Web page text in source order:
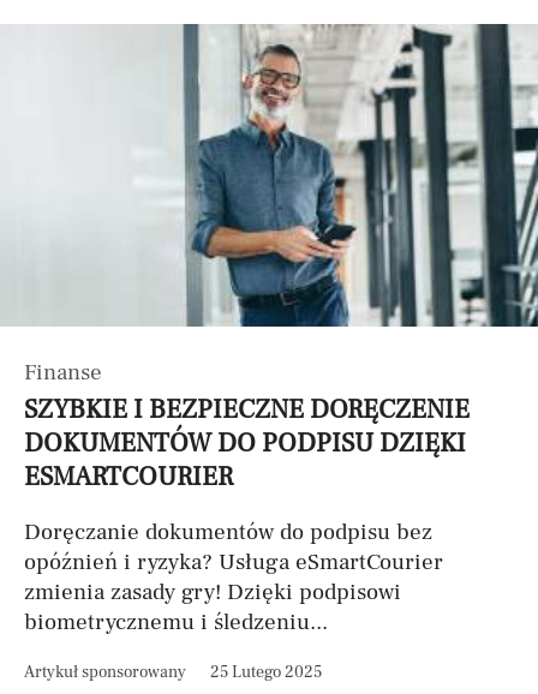
Finanse
SZYBKIE I BEZPIECZNE DORĘCZENIE
DOKUMENTÓW DO PODPISU DZIĘKI
ESMARTCOURIER
Doręczanie dokumentów do podpisu bez
opóźnień i ryzyka? Usługa eSmartCourier
zmienia zasady gry! Dzięki podpisowi
biometrycznemu i śledzeniu...
Artykuł sponsorowany 25 Lutego 2025